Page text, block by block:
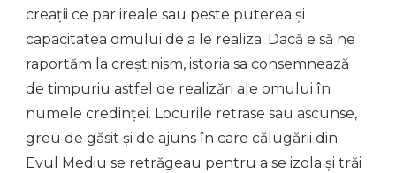
creații ce par ireale sau peste puterea și
capacitatea omului de a le realiza. Dacă e să ne
raportăm la creștinism, istoria sa consemnează
de timpuriu astfel de realizări ale omului în
numele credinței. Locurile retrase sau ascunse,
greu de găsit și de ajuns în care călugării din
Evul Mediu se retrăgeau pentru a se izola și trăi